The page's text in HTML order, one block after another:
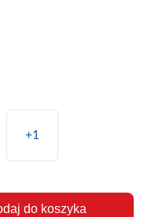
+1
do koszyka